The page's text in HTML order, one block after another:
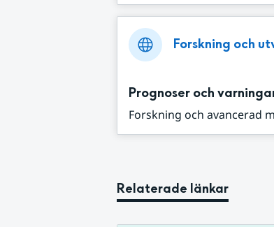
Forskning och
Prognoser och
Forskning och avancerad
Relaterade länkar